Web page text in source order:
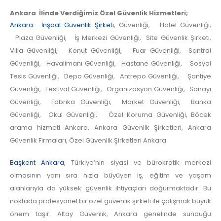
Ankara İlinde Verdiğimiz Özel Güvenlik Hizmetleri;
Ankara: İnşaat Güvenlik Şirketi, Güvenliği, Hotel Güvenliği,
Plaza Güvenliği, İş Merkezi Güvenliği, Site Güvenlik Şirketi,
Villa Güvenliği, Konut Güvenliği, Fuar Güvenliği, Santral
Güvenliği, Havalimanı Güvenliği, Hastane Güvenliği, Sosyal
Tesis Güvenliği, Depo Güvenliği, Antrepo Güvenliği, Şantiye
Güvenliği, Festival Güvenliği, Organizasyon Güvenliği, Sanayi
Güvenliği, Fabrika Güvenliği, Market Güvenliği, Banka
Güvenliği, Okul Güvenliği, Özel Koruma Güvenliği, Böcek
arama hizmeti Ankara, Ankara Güvenlik Şirketleri, Ankara
Güvenlik Firmaları, Özel Güvenlik Şirketleri Ankara
Başkent Ankara, Türkiye’nin siyasi ve bürokratik merkezi
olmasının yanı sıra hızla büyüyen iş, eğitim ve yaşam
alanlarıyla da yüksek güvenlik ihtiyaçları doğurmaktadır. Bu
noktada profesyonel bir özel güvenlik şirketi ile çalışmak büyük
önem taşır. Altay Güvenlik, Ankara genelinde sunduğu